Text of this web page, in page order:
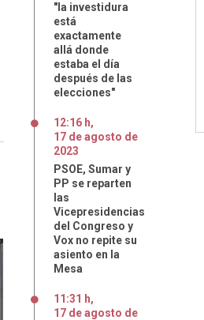
"la investidura
está
exactamente
allá donde
estaba el día
después de las
elecciones"
12:16 h,
17 deagosto de
2023
PSOE, Sumar y
PP se reparten
las
Vicepresidencias
del Congreso y
Vox no repite su
asiento en la
Mesa
11:31 h,
17 deagosto de